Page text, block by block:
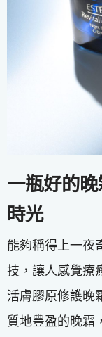
一瓶好的
時光
能夠稱得上一夜
技，讓人感覺療
活膚膠原修護晚
質地豐盈的晚霜